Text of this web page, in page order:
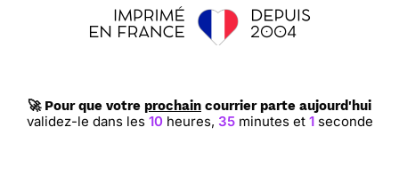
🚀 Pour que votre prochain courrier parte aujourd'hui
validez-le dans les 10heures, 35minutes et 1seconde